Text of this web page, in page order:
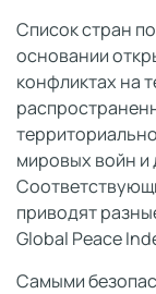
Список стран
основании
конфликтах на
мировых войн и
приводят
Global Peace
Самыми